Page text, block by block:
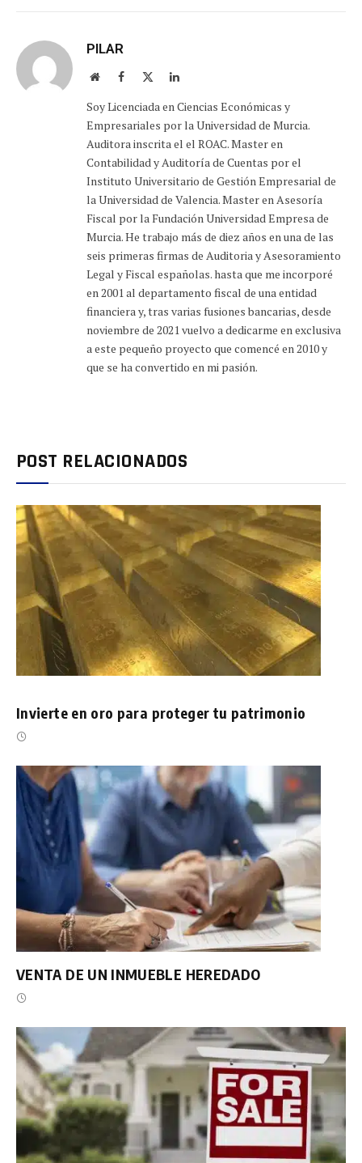
PILAR
Sitio Facebook LinkedIn
Soy Licenciada en Ciencias Económicas y
Empresariales por la Universidad de Murcia.
Auditora inscrita el el ROAC. Master en
Contabilidad y Auditoría de Cuentas por el
Instituto Universitario de Gestión Empresarial de
la Universidad de Valencia. Master en Asesoría
Fiscal por la Fundación Universidad Empresa de
Murcia. He trabajo más de diez años en una de las
seis primeras firmas de Auditoria y Asesoramiento
Legal y Fiscal españolas. hasta que me incorporé
en 2001 al departamento fiscal de una entidad
financiera y, tras varias fusiones bancarias, desde
noviembre de 2021 vuelvo a dedicarme en exclusiva
a este pequeño proyecto que comencé en 2010 y
que se ha convertido en mi pasión.
POST RELACIONADOS
Invierte en oro para proteger tu patrimonio
VENTA DE UN INMUEBLE HEREDADO